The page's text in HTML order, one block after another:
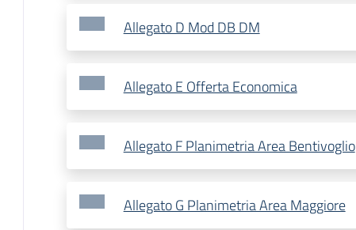
Allegato D Mod DB DM
Allegato E Offerta Economica
Allegato F Planimetria Area Bentivoglio
Allegato G Planimetria Area Maggiore